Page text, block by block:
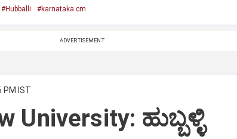
#Hubballi #karnataka cm
ADVERTISEMENT
PM IST
University: ಹುಬ್ಬಳ್ಳಿ